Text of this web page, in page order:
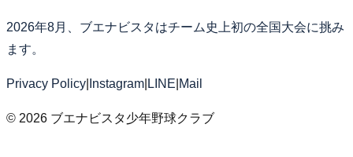
2026年8月、ブエナビスタはチーム史上初の全国大会に挑み
ます。
Privacy Policy Instagram LINE Mail
© 2026 ブエナビスタ少年野球クラブ